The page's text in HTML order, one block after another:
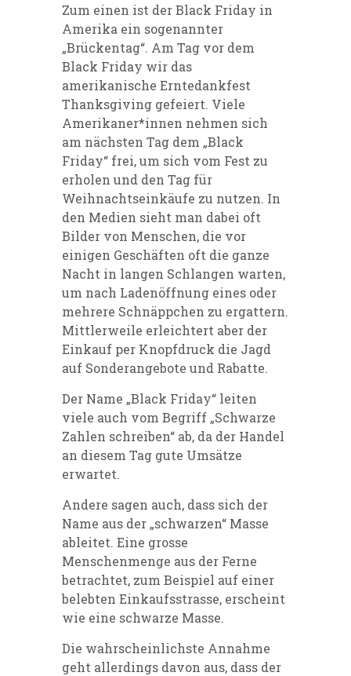
Zum einen ist der Black Friday in
Amerika ein sogenannter
„Brückentag“. Am Tag vor dem
Black Friday wir das
amerikanische Erntedankfest
Thanksgiving gefeiert. Viele
Amerikaner*innen nehmen sich
am nächsten Tag dem „Black
Friday“ frei, um sich vom Fest zu
erholen und den Tag für
Weihnachtseinkäufe zu nutzen. In
den Medien sieht man dabei oft
Bilder von Menschen, die vor
einigen Geschäften oft die ganze
Nacht in langen Schlangen warten,
um nach Ladenöffnung eines oder
mehrere Schnäppchen zu ergattern.
Mittlerweile erleichtert aber der
Einkauf per Knopfdruck die Jagd
auf Sonderangebote und Rabatte.
Der Name „Black Friday“ leiten
viele auch vom Begriff „Schwarze
Zahlen schreiben“ ab, da der Handel
an diesem Tag gute Umsätze
erwartet.
Andere sagen auch, dass sich der
Name aus der „schwarzen“ Masse
ableitet. Eine grosse
Menschenmenge aus der Ferne
betrachtet, zum Beispiel auf einer
belebten Einkaufsstrasse, erscheint
wie eine schwarze Masse.
Die wahrscheinlichste Annahme
geht allerdings davon aus, dass der